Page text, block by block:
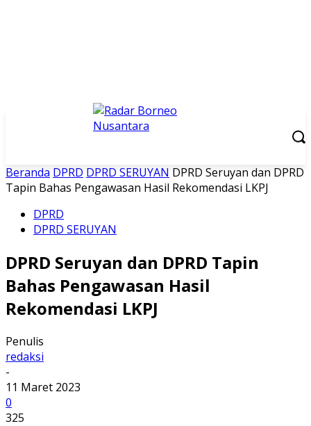
Beranda DPRD DPRD SERUYAN DPRD Seruyan dan DPRD
Tapin Bahas Pengawasan Hasil Rekomendasi LKPJ
DPRD
DPRD SERUYAN
DPRD Seruyan dan DPRD Tapin
Bahas Pengawasan Hasil
Rekomendasi LKPJ
Penulis
redaksi
-
11 Maret 2023
0
325